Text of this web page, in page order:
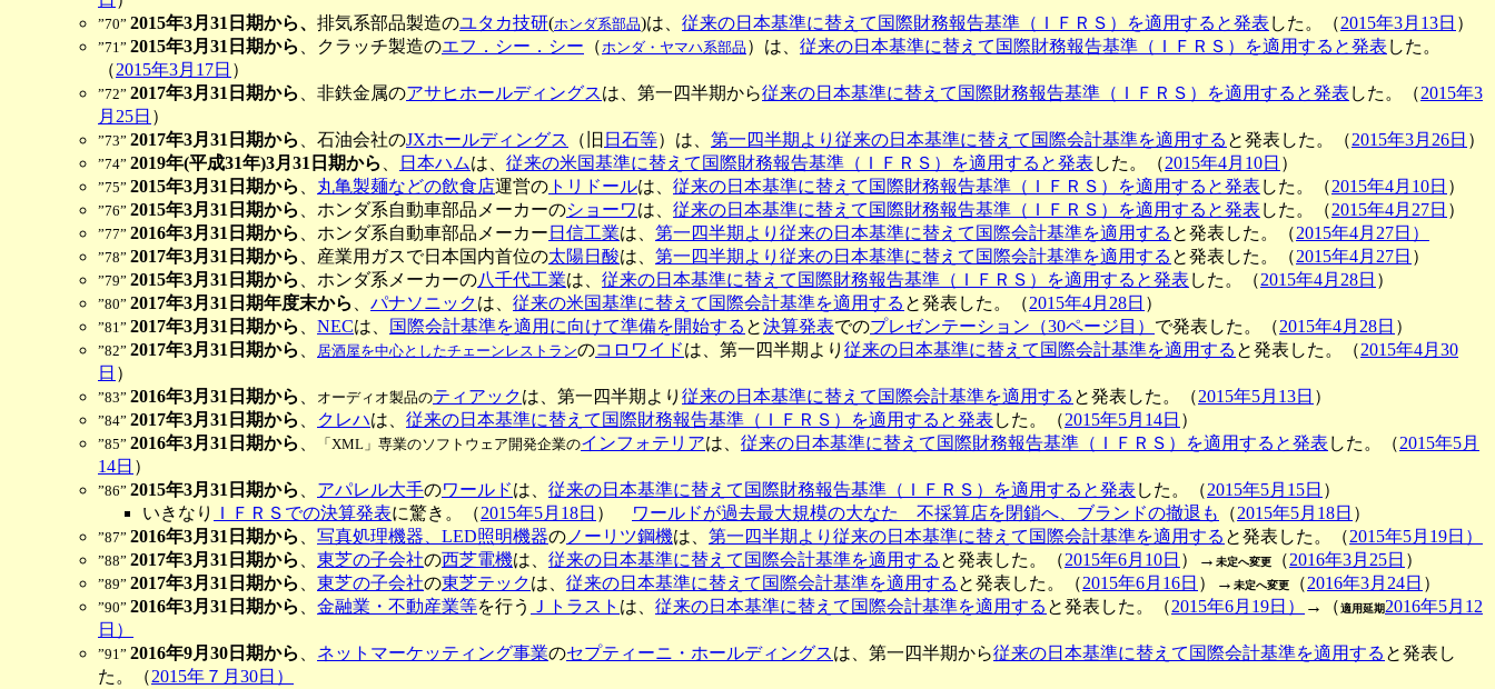
”70” 2015年3月31日期から、 排気系部品製造のユタカ技研(ホンダ系部品)は、 従来の日本基準に替えて国際財務報告基準（ＩＦＲＳ）を適用すると発表 した。（2015年3月13日 ）
”71” 2015年3月31日期から 、クラッチ製造のエフ．シー．シー （ホンダ・ヤマハ系部品 ）は、 従来の日本基準に替えて国際財務報告基準（ＩＦＲＳ）を適用すると発表 した。
（2015年3月17日 ）
”72” 2017年3月31日期から 、非鉄金属のアサヒホールディングスは、第一四半期から従来の日本基準に替えて国際財務報告基準（ＩＦＲＳ）を適用すると発表 した。（2015年3
月25日 ）
”73” 2017年3月31日期から 、石油会社のJXホールディングス （旧 日石等）は、 第一四半期より従来の日本基準に替えて国際会計基準を適用する と発表した。（2015年3月26日 ）
”74” 2019年(平成31年)3月31日期から 日本ハムは、 従来の米国基準に替えて国際財務報告基準（ＩＦＲＳ）を適用すると発表 した。（2015年4月10日 ）
”75” 2015年3月31日期から 丸亀製麺などの飲食店運営の トリドールは、 従来の日本基準に替えて国際財務報告基準（ＩＦＲＳ）を適用すると発表 した。（2015年4月10日 ）
”76” 2015年3月31日期から 、ホンダ系自動車部品メーカーのショーワは、 従来の日本基準に替えて国際財務報告基準（ＩＦＲＳ）を適用すると発表 した。（2015年4月27日 ）
”77” 2016年3月31日期から 、ホンダ系自動車部品メーカー 日信工業は、 第一四半期より従来の日本基準に替えて国際会計基準を適用する と発表した。（2015年4月27日）
”78” 2017年3月31日期から 、産業用ガスで日本国内首位の太陽日酸は、 第一四半期より従来の日本基準に替えて国際会計基準を適用する と発表した。（2015年4月27日 ）
”79” 2015年3月31日期から 、ホンダ系メーカーの八千代工業は、 従来の日本基準に替えて国際財務報告基準（ＩＦＲＳ）を適用すると発表 した。（2015年4月28日 ）
”80” 2017年3月31日期年度末から パナソニックは、 従来の米国基準に替えて国際会計基準を適用する と発表した。（2015年4月28日 ）
”81” 2017年3月31日期から NECは、 国際会計基準を適用に向けて準備を開始する と決算発表でのプレゼンテーション（30ページ目） で発表した。（2015年4月28日 ）
”82” 2017年3月31日期から 居酒屋を中心としたチェーンレストランのコロワイドは、第一四半期より 従来の日本基準に替えて国際会計基準を適用する と発表した。（2015年4月30
日 ）
”83” 2016年3月31日期から オーディオ製品のティアックは、第一四半期より 従来の日本基準に替えて国際会計基準を適用する と発表した。（2015年5月13日 ）
”84” 2017年3月31日期から クレハは、 従来の日本基準に替えて国際財務報告基準（ＩＦＲＳ）を適用すると発表 した。（2015年5月14日 ）
”85” 2016年3月31日期から 「XML」専業のソフトウェア開発企業のインフォテリアは、 従来の日本基準に替えて国際財務報告基準（ＩＦＲＳ）を適用すると発表 した。（2015年5月
14日 ）
”86” 2015年3月31日期から アパレル大手のワールドは、 従来の日本基準に替えて国際財務報告基準（ＩＦＲＳ）を適用すると発表 した。（2015年5月15日 ）
いきなり
ＩＦＲＳでの決算発表に驚き。（2015年5月18日 ） ワールドが過去最大規模の大なた 不採算店を閉鎖へ、ブランドの撤退も （2015年5月18日 ）
”87” 2016年3月31日期から 写真処理機器、LED照明機器の ノーリツ鋼機は、 第一四半期より従来の日本基準に替えて国際会計基準を適用する と発表した。（2015年5月19日）
”88” 2017年3月31日期から 東芝の子会社の西芝電機は、 従来の日本基準に替えて国際会計基準を適用する と発表した。（2015年6月10日 ）→ 未定へ変更 （2016年3月25日 ）
”89” 2017年3月31日期から 東芝の子会社の東芝テックは、 従来の日本基準に替えて国際会計基準を適用する と発表した。（2015年6月16日 ）→ 未定へ変更 （2016年3月24日 ）
”90” 2016年3月31日期から 金融業・不動産業等を行う Ｊトラスト は、 従来の日本基準に替えて国際会計基準を適用する と発表した。（2015年6月19日） →（適用延期2016年5月12
日）
”91” 2016年9月30日期から ネットマーケッティング事業のセプティーニ・ホールディングスは、第一四半期から従来の日本基準に替えて国際会計基準を適用する と発表し
た。（2015年７月30日）